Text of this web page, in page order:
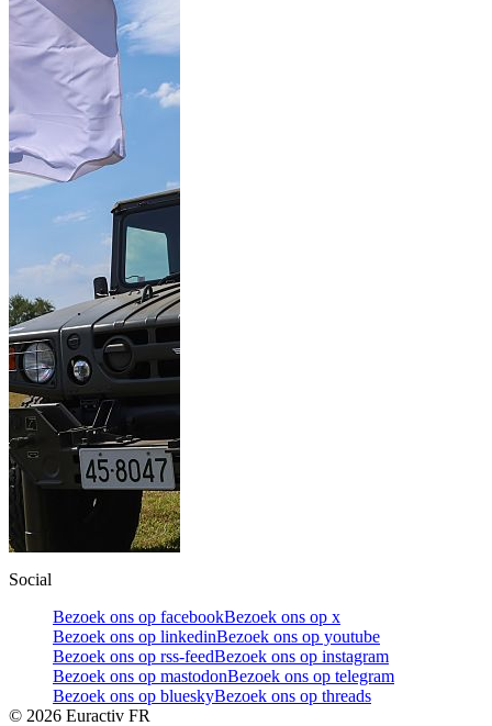
Social
Bezoek ons op facebookBezoek ons op x
Bezoek ons op linkedinBezoek ons op youtube
Bezoek ons op rss-feedBezoek ons op instagram
Bezoek ons op mastodonBezoek ons op telegram
Bezoek ons op blueskyBezoek ons op threads
© 2026 Euractiv FR